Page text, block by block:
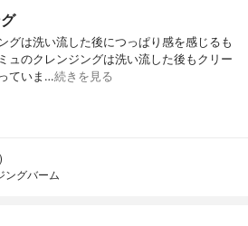
グは洗い流した後につっぱり感を感じるも
ュのクレンジングは洗い流した後もクリー
ていま…続きを見る
ングバーム